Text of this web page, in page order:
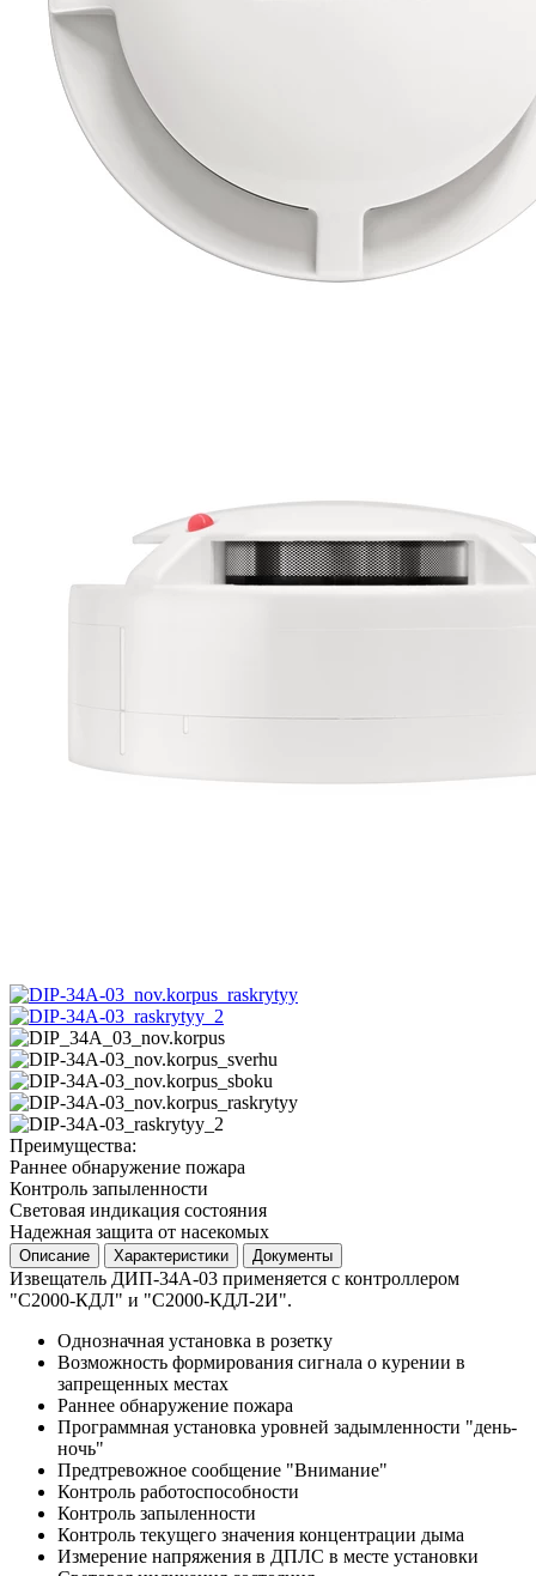
Преимущества:
Раннее обнаружение пожара
Контроль запыленности
Световая индикация состояния
Надежная защита от насекомых
Описание Характеристики Документы
Извещатель ДИП-34А-03 применяется с контроллером
"С2000-КДЛ" и "С2000-КДЛ-2И".
Однозначная установка в розетку
Возможность формирования сигнала о курении в
запрещенных местах
Раннее обнаружение пожара
Программная установка уровней задымленности "день-
ночь"
Предтревожное сообщение "Внимание"
Контроль работоспособности
Контроль запыленности
Контроль текущего значения концентрации дыма
Измерение напряжения в ДПЛС в месте установки